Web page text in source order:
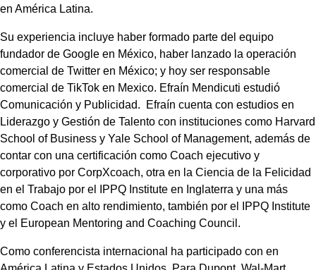
en América Latina.
Su experiencia incluye haber formado parte del equipo
fundador de Google en México, haber lanzado la operación
comercial de Twitter en México; y hoy ser responsable
comercial de TikTok en Mexico. Efraín Mendicuti estudió
Comunicación y Publicidad.
Efraín cuenta con estudios en
Liderazgo y Gestión de Talento con instituciones como Harvard
School of Business y Yale School of Management, además de
contar con una certificación como Coach ejecutivo y
corporativo por CorpXcoach, otra en la Ciencia de la Felicidad
en el Trabajo por el IPPQ Institute en Inglaterra y una más
como Coach en alto rendimiento, también por el IPPQ Institute
y el European Mentoring and Coaching Council.
Como conferencista internacional ha participado con en